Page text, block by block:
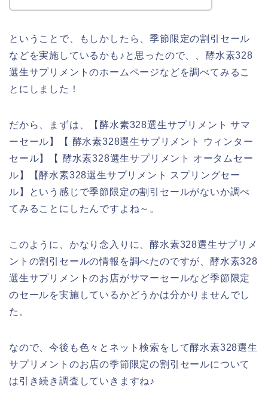
ということで、もしかしたら、季節限定の割引セール
などを実施しているかも♪と思ったので、、酵水素328
選生サプリメントのホームページなどを調べてみるこ
とにしました！
だから、まずは、【酵水素328選生サプリメント サマ
ーセール】【 酵水素328選生サプリメント ウィンター
セール】【 酵水素328選生サプリメント オータムセー
ル】【酵水素328選生サプリメント スプリングセー
ル】という感じで季節限定の割引セールがないか調べ
てみることにしたんですよね～。
このように、かなり念入りに、酵水素328選生サプリメ
ントの割引セールの情報を調べたのですが、酵水素328
選生サプリメントのお店がサマーセールなど季節限定
のセールを実施しているかどうかは分かりませんでし
た。
なので、今後も色々とネット検索をして酵水素328選生
サプリメントのお店の季節限定の割引セールについて
は引き続き調査していきますね♪